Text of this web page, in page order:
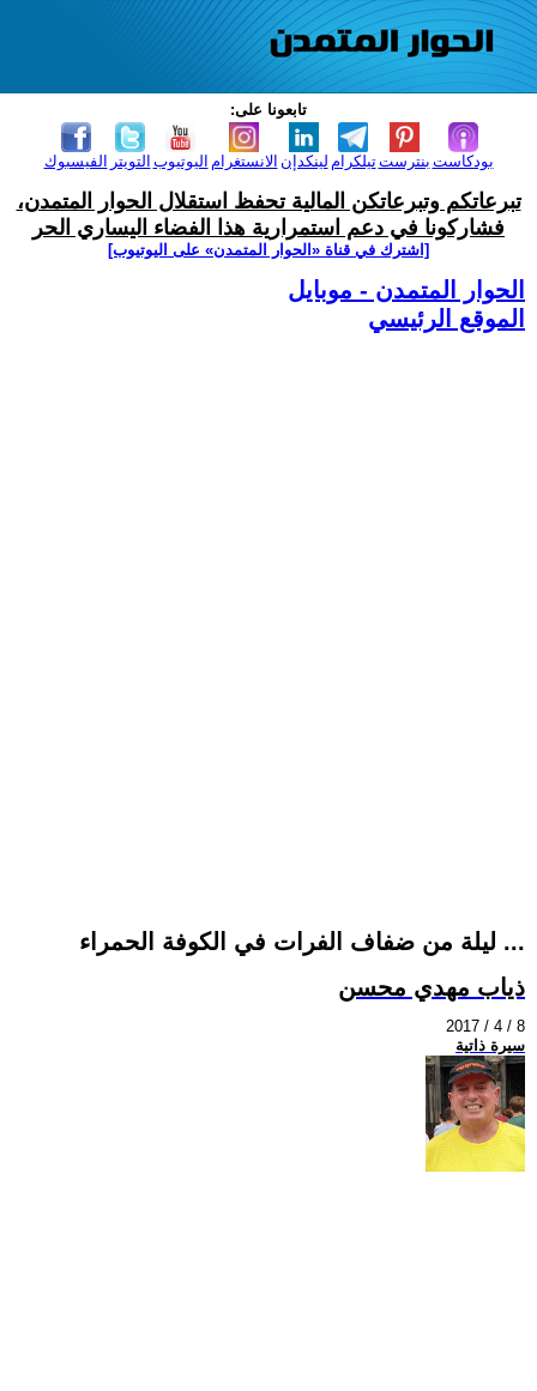
تابعونا على:
الفيسبوك التويتر اليوتيوب الانستغرام لينكدإن تيلكرامبنترست بودكاست
تبرعاتكم وتبرعاتكن المالية تحفظ استقلال الحوار المتمدن،
فشاركونا في دعم استمرارية هذا الفضاء اليساري الحر
[اشترك في قناة ‫«الحوار المتمدن» على اليوتيوب]
الحوار المتمدن - موبايل
الموقع الرئيسي
ليلة من ضفاف الفرات في الكوفة الحمراء ...
ذياب مهدي محسن
2017 / 4 / 8
سيرة ذاتية